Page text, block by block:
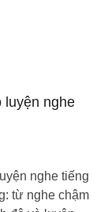
luyện nghe
nghe tiếng
từ nghe chậm